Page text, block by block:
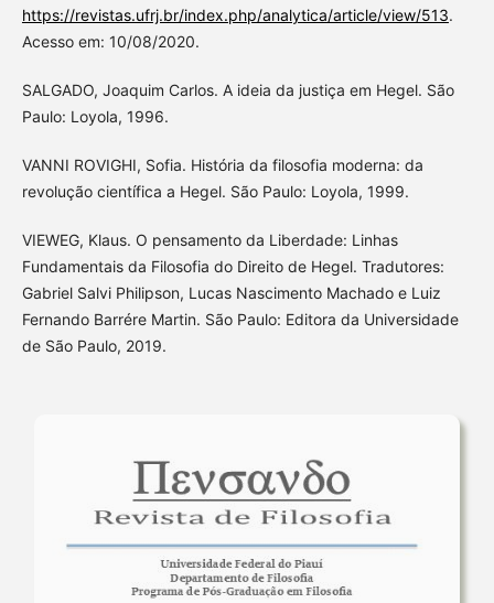
https://revistas.ufrj.br/index.php/analytica/article/view/513.
Acesso em: 10/08/2020.
SALGADO, Joaquim Carlos. A ideia da justiça em Hegel. São
Paulo: Loyola, 1996.
VANNI ROVIGHI, Sofia. História da filosofia moderna: da
revolução científica a Hegel. São Paulo: Loyola, 1999.
VIEWEG, Klaus. O pensamento da Liberdade: Linhas
Fundamentais da Filosofia do Direito de Hegel. Tradutores:
Gabriel Salvi Philipson, Lucas Nascimento Machado e Luiz
Fernando Barrére Martin. São Paulo: Editora da Universidade
de São Paulo, 2019.